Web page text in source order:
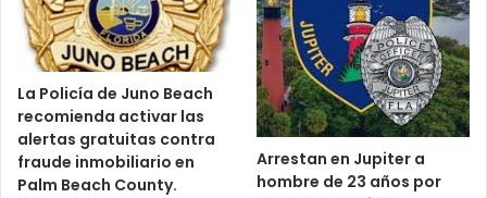
La Policía de Juno Beach
recomienda activar las
alertas gratuitas contra
fraude inmobiliario en
Palm Beach County.
Arrestan en Jupiter a
hombre de 23 años por